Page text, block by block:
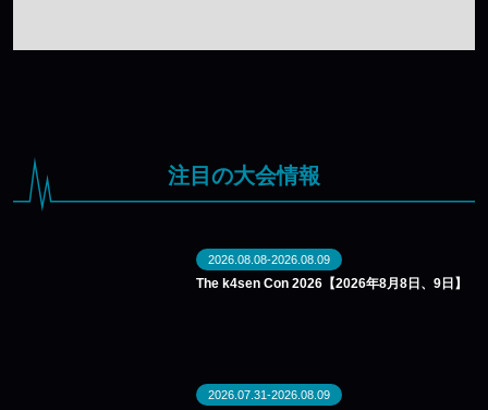
注目の大会情報
2026.08.08-2026.08.09
The k4sen Con 2026【2026年8月8日、9日】
2026.07.31-2026.08.09